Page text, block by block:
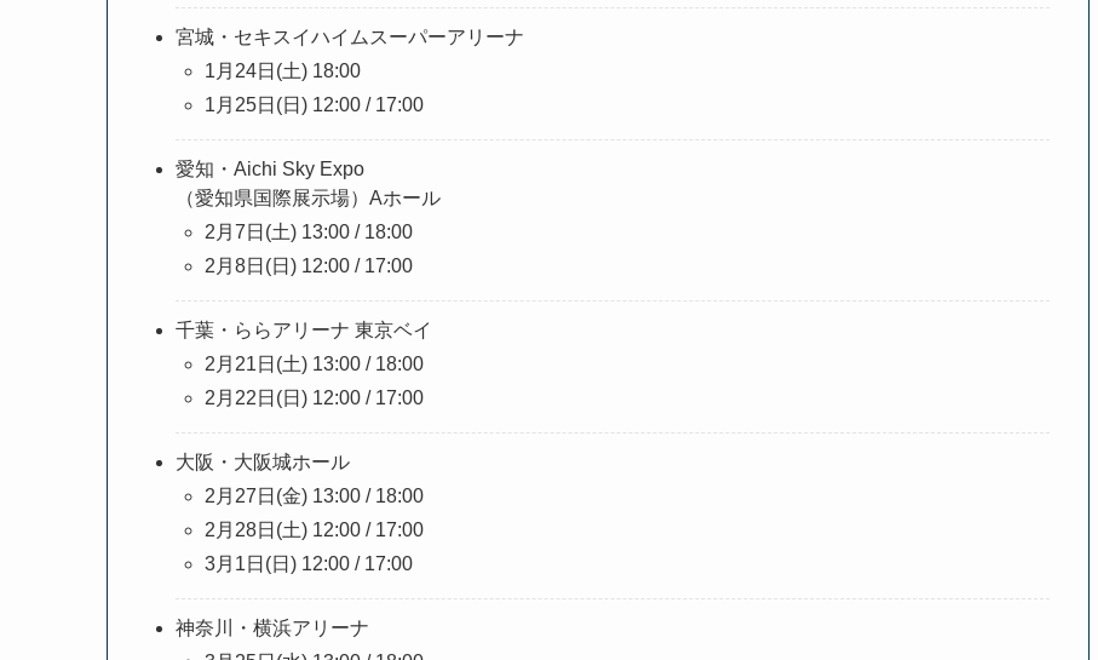
宮城・セキスイハイムスーパーアリーナ
1月24日(土) 18:00
1月25日(日) 12:00 / 17:00
愛知・Aichi Sky Expo
（愛知県国際展示場）Aホール
2月7日(土) 13:00 / 18:00
2月8日(日) 12:00 / 17:00
千葉・ららアリーナ 東京ベイ
2月21日(土) 13:00 / 18:00
2月22日(日) 12:00 / 17:00
大阪・大阪城ホール
2月27日(金) 13:00 / 18:00
2月28日(土) 12:00 / 17:00
3月1日(日) 12:00 / 17:00
神奈川・横浜アリーナ